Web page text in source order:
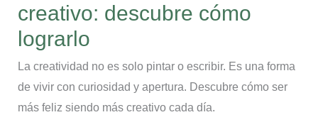
creativo: descubre cómo
lograrlo
La creatividad no es solo pintar o escribir. Es una forma
de vivir con curiosidad y apertura. Descubre cómo ser
más feliz siendo más creativo cada día.
siendo
más
creativo:
descubre
cómo
lograrlo